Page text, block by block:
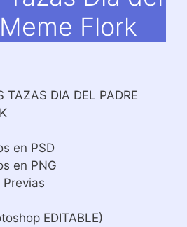
Flork
TAZAS DIA DEL PADRE
en PSD
en PNG
EDITABLE)